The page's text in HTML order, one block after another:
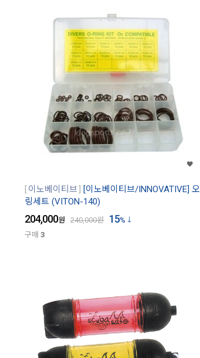
이노베이티브
[이노베이티브/INNOVATIVE] 오
링세트 (VITON-140)
204,000원 240,000원 15%
구매 3